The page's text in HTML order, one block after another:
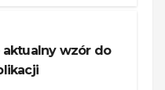
aktualny wzór do